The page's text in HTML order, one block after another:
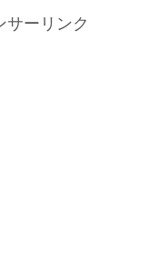
サーリンク